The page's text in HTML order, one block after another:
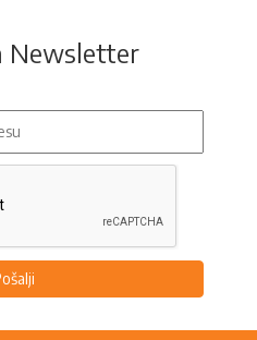
Newsletter